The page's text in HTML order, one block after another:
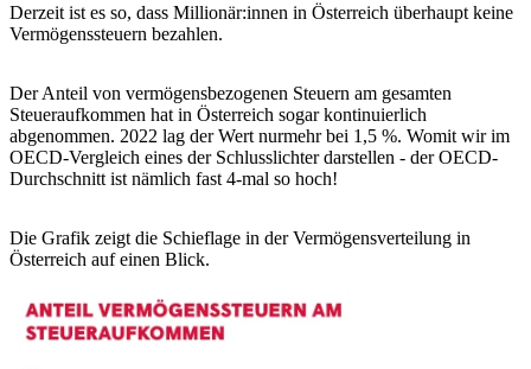
Derzeit ist es so, dass Millionär:innen in Österreich überhaupt keine
Vermögenssteuern bezahlen.
Der Anteil von vermögensbezogenen Steuern am gesamten
Steueraufkommen hat in Österreich sogar kontinuierlich
abgenommen. 2022 lag der Wert nurmehr bei 1,5 %. Womit wir im
OECD-Vergleich eines der Schlusslichter darstellen - der OECD-
Durchschnitt ist nämlich fast 4-mal so hoch!
Die Grafik zeigt die Schieflage in der Vermögensverteilung in
Österreich auf einen Blick.